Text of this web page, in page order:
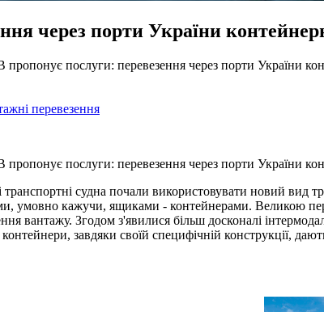
через порти України
послуги: перевезення через порти України
перевезення
послуги: перевезення через порти України
судна почали використовувати новий вид
умовно кажучи, ящиками - контейнерами. Великою
вантажу. Згодом з'явилися більш досконалі
завдяки своїй специфічній конструкції,